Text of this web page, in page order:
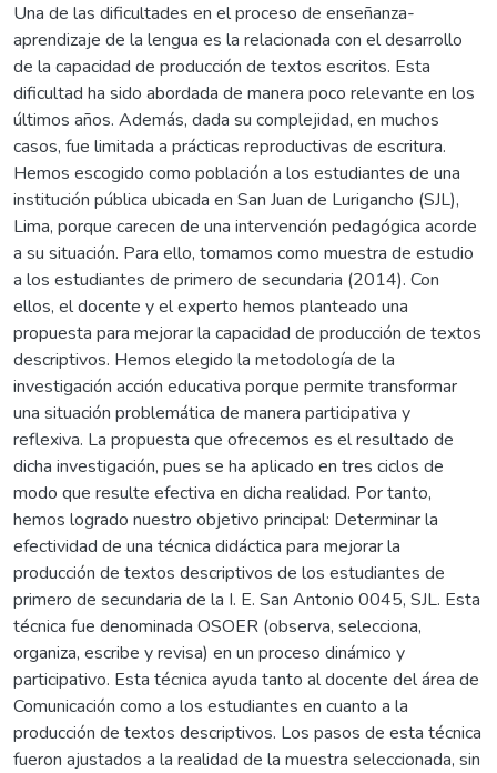
Una de las dificultades en el proceso de enseñanza-
aprendizaje de la lengua es la relacionada con el desarrollo
de la capacidad de producción de textos escritos. Esta
dificultad ha sido abordada de manera poco relevante en los
últimos años. Además, dada su complejidad, en muchos
casos, fue limitada a prácticas reproductivas de escritura.
Hemos escogido como población a los estudiantes de una
institución pública ubicada en San Juan de Lurigancho (SJL),
Lima, porque carecen de una intervención pedagógica acorde
a su situación. Para ello, tomamos como muestra de estudio
a los estudiantes de primero de secundaria (2014). Con
ellos, el docente y el experto hemos planteado una
propuesta para mejorar la capacidad de producción de textos
descriptivos. Hemos elegido la metodología de la
investigación acción educativa porque permite transformar
una situación problemática de manera participativa y
reflexiva. La propuesta que ofrecemos es el resultado de
dicha investigación, pues se ha aplicado en tres ciclos de
modo que resulte efectiva en dicha realidad. Por tanto,
hemos logrado nuestro objetivo principal: Determinar la
efectividad de una técnica didáctica para mejorar la
producción de textos descriptivos de los estudiantes de
primero de secundaria de la I. E. San Antonio 0045, SJL. Esta
técnica fue denominada OSOER (observa, selecciona,
organiza, escribe y revisa) en un proceso dinámico y
participativo. Esta técnica ayuda tanto al docente del área de
Comunicación como a los estudiantes en cuanto a la
producción de textos descriptivos. Los pasos de esta técnica
fueron ajustados a la realidad de la muestra seleccionada, sin